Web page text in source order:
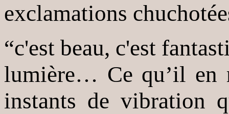
exclamations
“c'est beau, c'est
lumière… Ce qu’il en
instants de vibration